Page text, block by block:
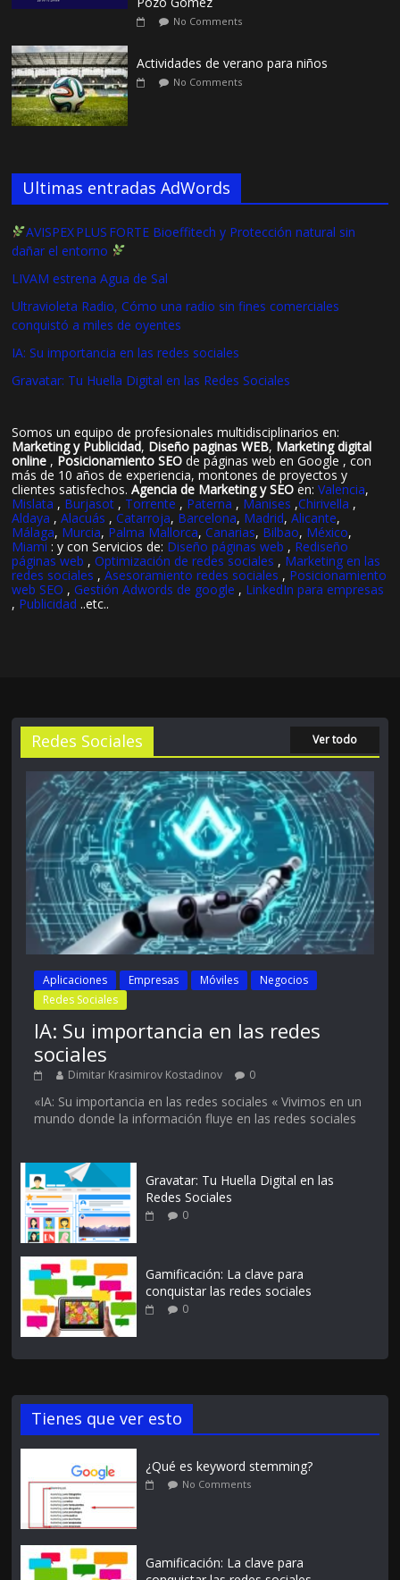
No Comments
Actividades de verano para niños
No Comments
Ultimas entradas AdWords
AVISPEX PLUS FORTE Bioeffitech y Protección natural sin
dañar el entorno
LIVAM estrena Agua de Sal
Ultravioleta Radio, Cómo una radio sin fines comerciales
conquistó a miles de oyentes
IA: Su importancia en las redes sociales
Gravatar: Tu Huella Digital en las Redes Sociales
Somos un equipo de profesionales multidisciplinarios en:
Marketing y Publicidad, Diseño paginas WEB, Marketing digital
online , Posicionamiento SEO de páginas web en Google , con
más de 10 años de experiencia, montones de proyectos y
clientes satisfechos.Agencia de Marketing y SEO en:Valencia,
Mislata , Burjasot , Torrente , Paterna , Manises ,Chirivella ,
Aldaya ,Alacuás ,Catarroja, Barcelona, Madrid,Alicante,
Málaga, Murcia, Palma Mallorca,Canarias, Bilbao, México,
Miami : y con Servicios de: Diseño páginas web , Rediseño
páginas web ,Optimización de redes sociales , Marketing en las
redes sociales ,Asesoramiento redes sociales , Posicionamiento
web SEO ,Gestión Adwords de google , LinkedIn para empresas
, Publicidad ..etc..
Redes Sociales Ver todo
Aplicaciones Empresas Móviles
Negocios
Redes Sociales
IA: Su importancia en las redes
sociales
Dimitar Krasimirov Kostadinov 0
«IA: Su importancia en las redes sociales « Vivimos en un
mundo donde la información fluye en las redes sociales
Gravatar: Tu Huella Digital en las
Redes Sociales
0
Gamificación: La clave para
conquistar las redes sociales
0
Tienes que ver esto
¿Qué es keyword stemming?
No Comments
Gamificación: La clave para